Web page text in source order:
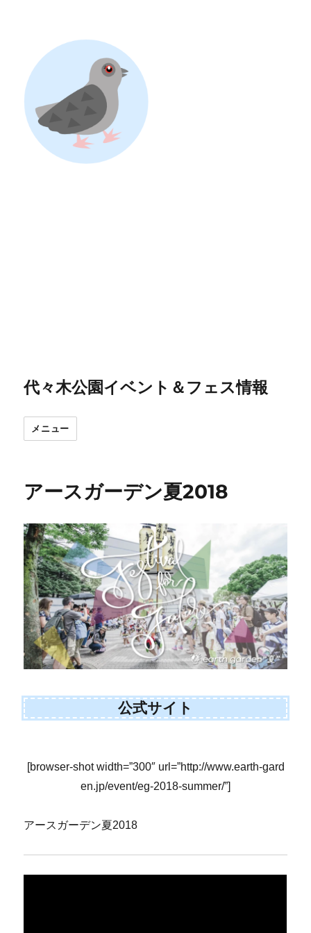
代々木公園イベント＆フェス情報
メニュー
アースガーデン夏2018
公式サイト
[browser-shot width=”300″ url=”http://www.earth-gard
en.jp/event/eg-2018-summer/”]
アースガーデン夏2018